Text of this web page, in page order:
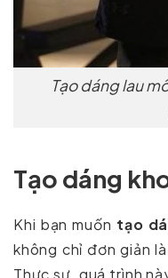
Tạo dáng lau
Tạo dáng
Khi bạn muốn tạo
không chỉ đơn giản
Thực sự, quá trình